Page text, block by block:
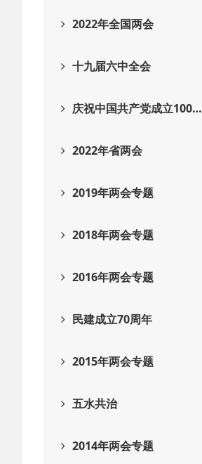
2022年全国两会
十九届六中全会
庆祝中国共产党成立100…
2022年省两会
2019年两会专题
2018年两会专题
2016年两会专题
民建成立70周年
2015年两会专题
五水共治
2014年两会专题